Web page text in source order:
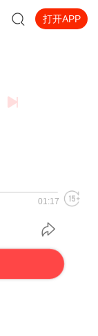
打开APP
01:17